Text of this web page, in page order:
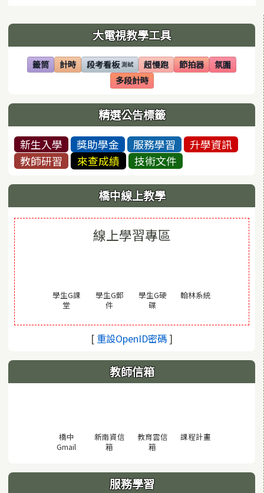
左邊區域內容 大電視教學工具
籤筒
(另開視窗)
計時
(另開視窗)段考看板 測試
(另開視窗) 超慢跑
(另開視窗)節拍器
(另開視窗)氛圍
(另開視窗)
多段計時
(另開視窗)
精選公告標籤
新生入學 獎助學金 服務學習
升學資訊
教師研習
來查成績 技術文件
橋中線上教學
線上學習專區
學生G課
堂
學生G郵
件(另開視窗)
學生G硬
碟(另開視窗)
翰林系統(另開視窗)
[ 重設OpenID密碼(另開視窗)
]
教師信箱
橋中
Gmail (另開視窗)
新南資信
箱
教育雲信
箱
課程計畫(另開視窗)
服務學習